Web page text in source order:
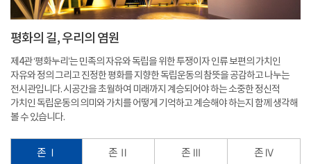
평화의 길, 우리의 염원
제4관 ‘평화누리’는 민족의 자유와 독립을 위한 투쟁이자 인류 보편의 가치인
자유와 정의 그리고 진정한 평화를 지향한 독립운동의 참뜻을 공감하고 나누는
전시관입니다. 시공간을 초월하여 미래까지 계승되어야 하는 소중한 정신적
가치인 독립운동의 의미와 가치를 어떻게 기억하고 계승해야 하는지 함께 생각해
볼 수 있습니다.
존 Ⅰ 존 Ⅱ 존 Ⅲ 존 Ⅳ